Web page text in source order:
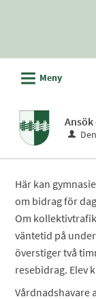
kommun
L Meny
Här kan
om bidrag för
Om
väntetid på
överstiger två
resebidrag. Elev
Vårdnadshavare